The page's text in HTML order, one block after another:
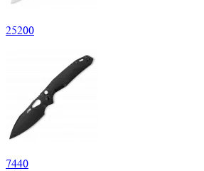
25200
7440